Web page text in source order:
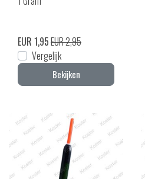
EUR 1,95EUR 2,95
Vergelijk
Bekijken